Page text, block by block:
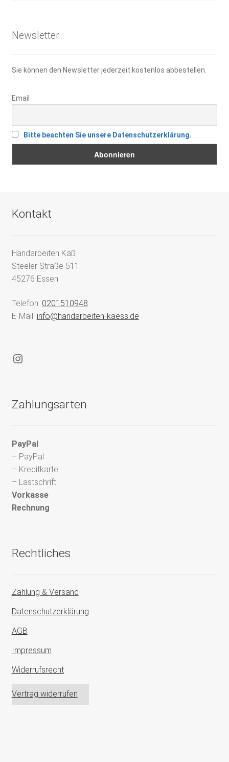
Newsletter
Sie können den Newsletter jederzeit kostenlos abbestellen.
Email
Bitte beachten Sie unsere Datenschutzerklärung.
Kontakt
Handarbeiten Käß
Steeler Straße 511
45276 Essen
Telefon: 0201510948
E-Mail: info@handarbeiten-kaess.de
Instagram
Zahlungsarten
PayPal
– PayPal
– Kreditkarte
– Lastschrift
Vorkasse
Rechnung
Rechtliches
Zahlung & Versand
Datenschutzerklärung
AGB
Impressum
Widerrufsrecht
Vertrag widerrufen